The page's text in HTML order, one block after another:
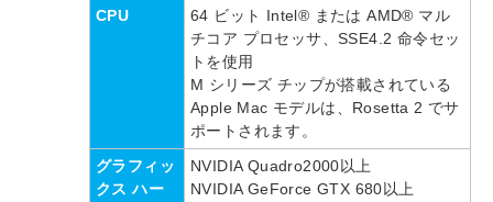
CPU
64 ビット Intel® または AMD® マル
チコア プロセッサ、SSE4.2 命令セッ
トを使用
M シリーズ チップが搭載されている
Apple Mac モデルは、Rosetta 2 でサ
ポートされます。
グラフィッ
クス ハー
NVIDIA Quadro2000以上
NVIDIA GeForce GTX 680以上